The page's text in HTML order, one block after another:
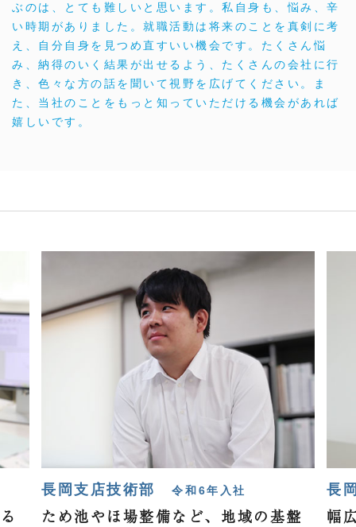
ぶのは、とても難しいと思います。私自身も、悩み、辛
い時期がありました。就職活動は将来のことを真剣に考
え、自分自身を見つめ直すいい機会です。たくさん悩
み、納得のいく結果が出せるよう、たくさんの会社に行
き、色々な方の話を聞いて視野を広げてください。ま
た、当社のことをもっと知っていただける機会があれば
嬉しいです。
長岡支店技術部令和6年入社
ため池やほ場整備など、 地域の基盤
長
幅